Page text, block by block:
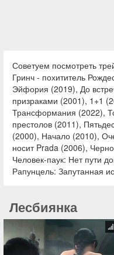
Советуем посмотреть
Гринч - похититель
Эйфория (2019), До
призраками (2001), 1+1
Трансформания (2022),
престолов (2011),
(2000), Начало (2010),
носит Prada (2006),
Человек-паук: Нет пути
Рапунцель: Запутанная
Лесбиянка